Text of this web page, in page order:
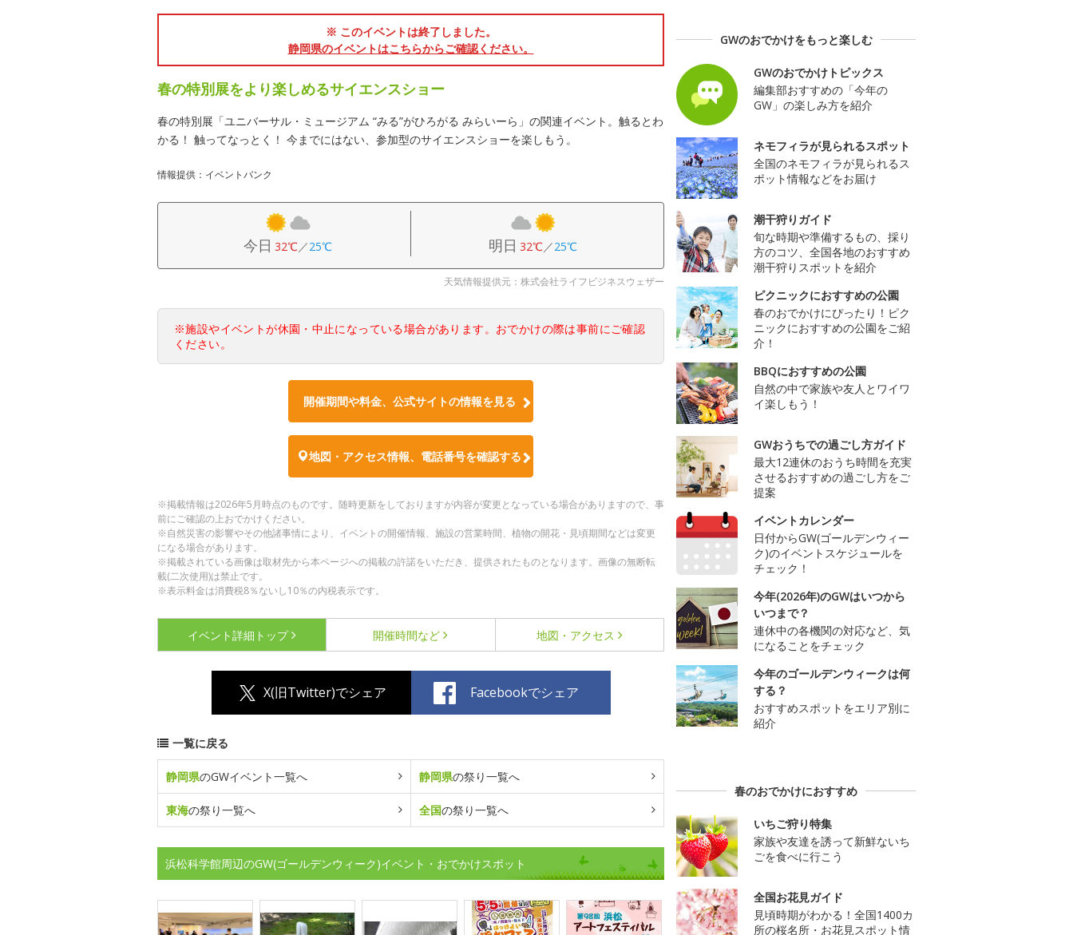
※ このイベントは終了しました。
静岡県のイベントはこちらからご確認ください。
春の特別展をより楽しめるサイエンスショー
春の特別展「ユニバーサル・ミュージアム “みる”がひろがる みらいーら」の関連イベント。触るとわ
かる！ 触ってなっとく！ 今までにはない、参加型のサイエンスショーを楽しもう。
情報提供：イベントバンク
今日 32℃／25℃ 明日 32℃／25℃
天気情報提供元：株式会社ライフビジネスウェザー
※施設やイベントが休園・中止になっている場合があります。おでかけの際は事前にご確認
ください。
開催期間や料金、公式サイトの情報を見る
地図・アクセス情報、電話番号を確認する
※掲載情報は2026年5月時点のものです。随時更新をしておりますが内容が変更となっている場合がありますので、事
前にご確認の上おでかけください。
※自然災害の影響やその他諸事情により、イベントの開催情報、施設の営業時間、植物の開花・見頃期間などは変更
になる場合があります。
※掲載されている画像は取材先から本ページへの掲載の許諾をいただき、提供されたものとなります。画像の無断転
載(二次使用)は禁止です。
※表示料金は消費税8％ないし10％の内税表示です。
イベント詳細 トップ 開催時間など 地図・アクセス
X(旧Twitter)でシェア Facebookでシェア
一覧に戻る
静岡県のGWイベント一覧へ 静岡県の祭り一覧へ
東海の祭り一覧へ 全国の祭り一覧へ
浜松科学館周辺のGW(ゴールデンウィーク)イベント・おでかけスポット
GWのおでかけをもっと楽しむ
GWのおでかけトピックス
編集部おすすめの「今年の
GW」の楽しみ方を紹介
ネモフィラが見られるスポット
全国のネモフィラが見られるス
ポット情報などをお届け
潮干狩りガイド
旬な時期や準備するもの、採り
方のコツ、全国各地のおすすめ
潮干狩りスポットを紹介
ピクニックにおすすめの公園
春のおでかけにぴったり！ピク
ニックにおすすめの公園をご紹
介！
BBQにおすすめの公園
自然の中で家族や友人とワイワ
イ楽しもう！
GWおうちでの過ごし方ガイド
最大12連休のおうち時間を充実
させるおすすめの過ごし方をご
提案
イベントカレンダー
日付からGW(ゴールデンウィー
ク)のイベントスケジュールを
チェック！
今年(2026年)のGWはいつから
いつまで？
連休中の各機関の対応など、気
になることをチェック
今年のゴールデンウィークは何
する？
おすすめスポットをエリア別に
紹介
春のおでかけにおすすめ
いちご狩り特集
家族や友達を誘って新鮮ないち
ごを食べに行こう
全国お花見ガイド
見頃時期がわかる！全国1400カ
所の桜名所・お花見スポット情